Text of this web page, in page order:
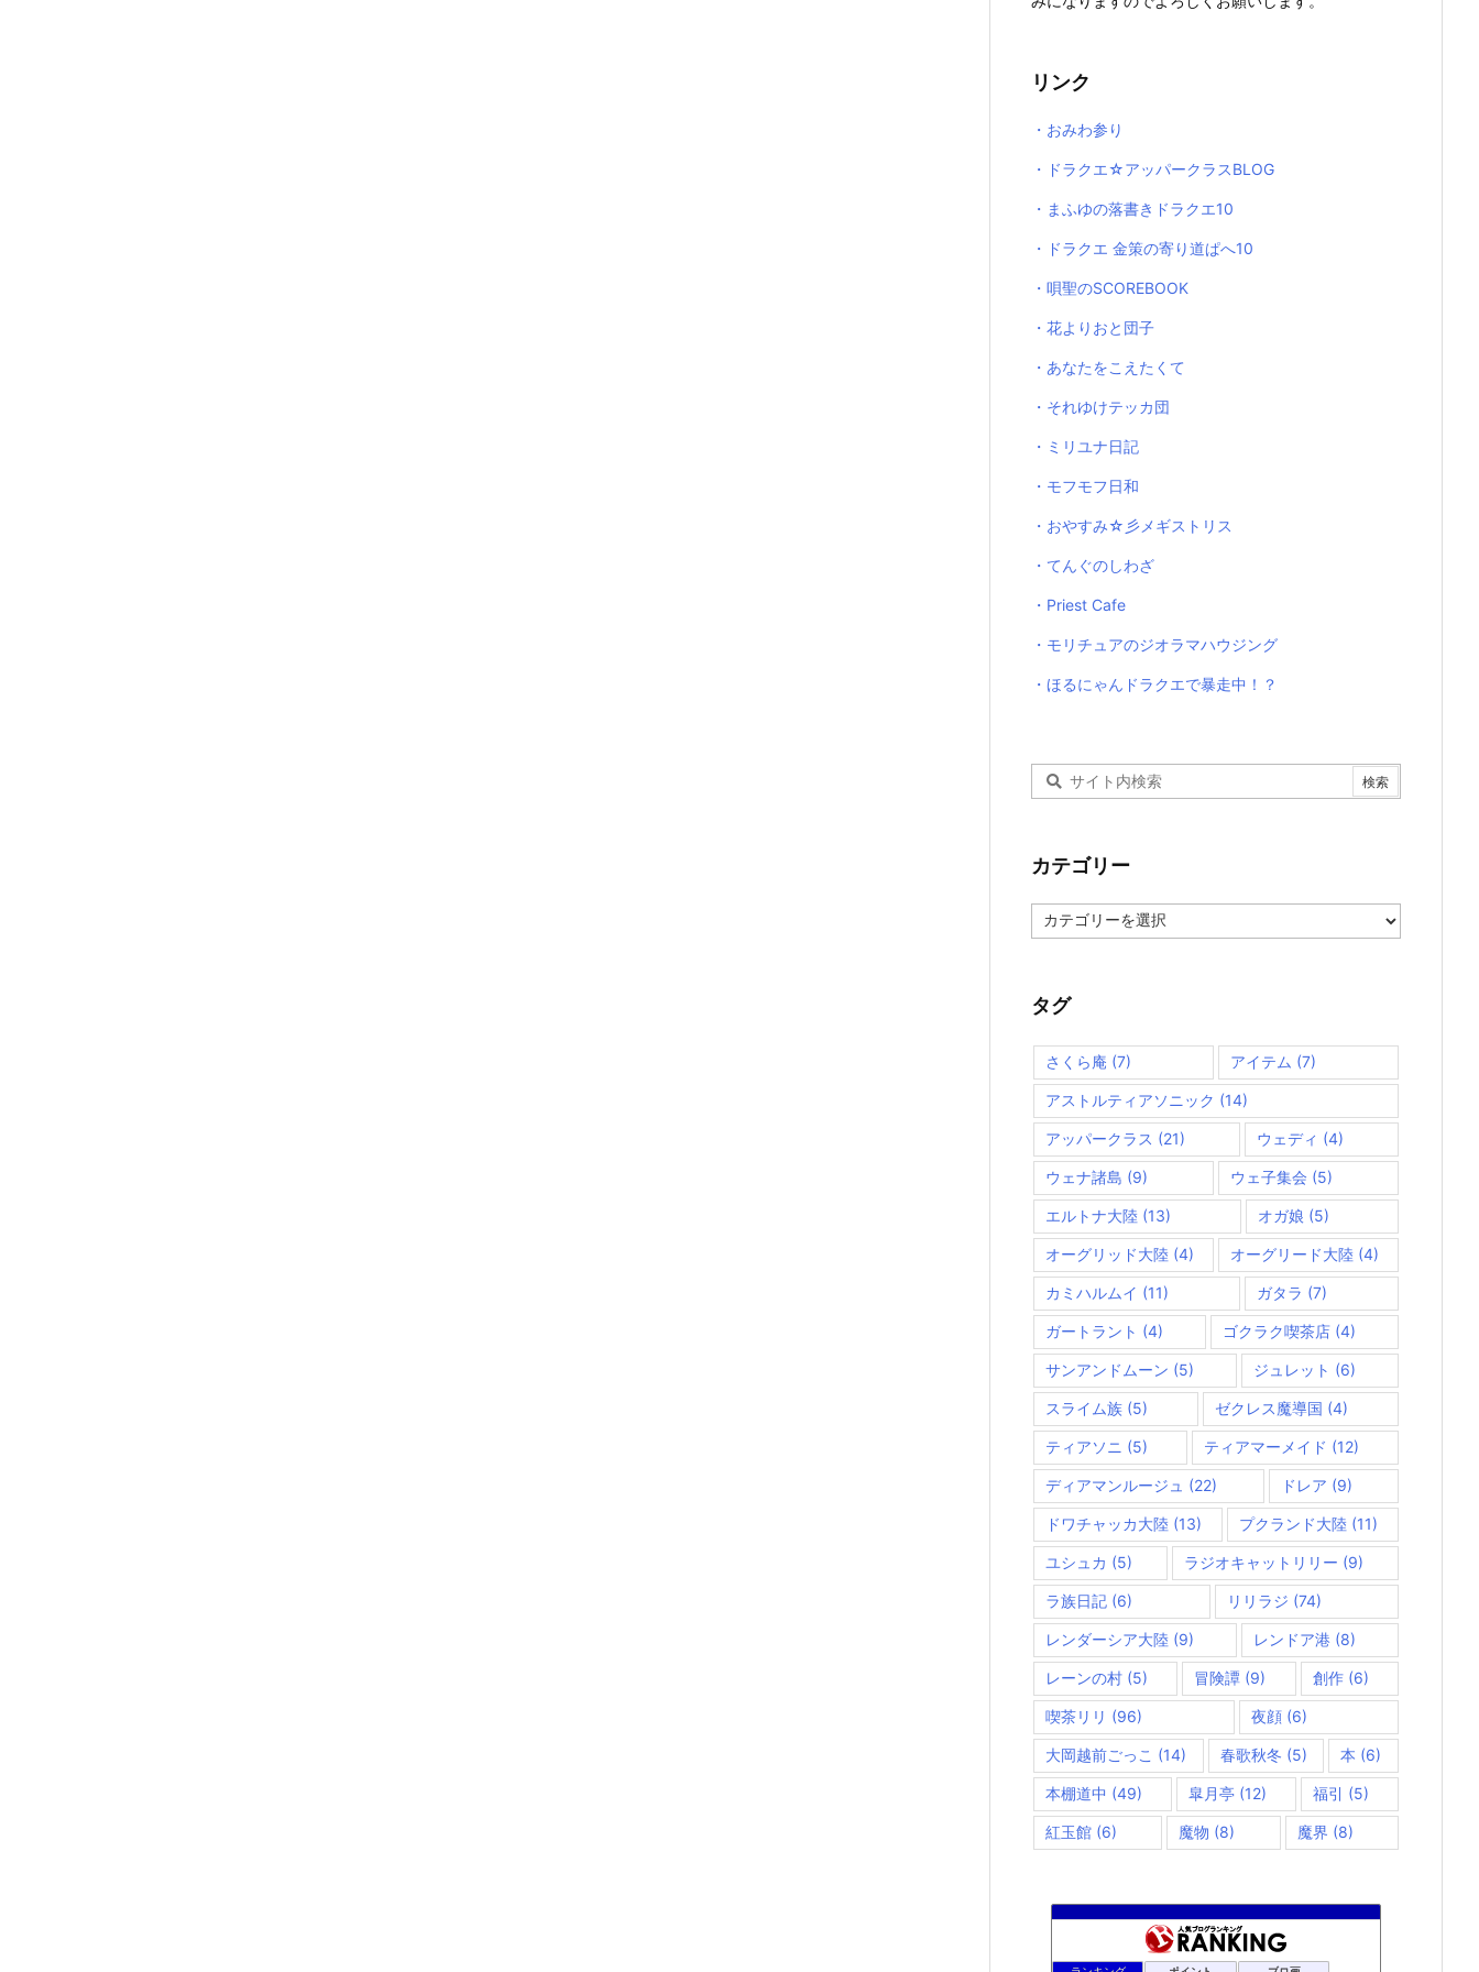
リンク
・おみわ参り
・ドラクエ☆アッパークラスBLOG
・まふゆの落書きドラクエ10
・ドラクエ 金策の寄り道ぱへ10
・唄聖のSCOREBOOK
・花よりおと団子
・あなたをこえたくて
・それゆけテッカ団
・ミリユナ日記
・モフモフ日和
・おやすみ☆彡メギストリス
・てんぐのしわざ
・Priest Cafe
・モリチュアのジオラマハウジング
・ほるにゃんドラクエで暴走中！？
カテゴリー
テ
ー
タグ
さくら庵 (7) アイテム (7)
アストルティアソニック (14)
アッパークラス (21) ウェディ (4)
ウェナ諸島 (9) ウェ子集会 (5)
エルトナ大陸 (13) オガ娘 (5)
オーグリッド大陸 (4) オーグリード大陸 (4)
カミハルムイ (11) ガタラ (7)
ガートラント (4) ゴクラク喫茶店 (4)
サンアンドムーン (5) ジュレット (6)
スライム族 (5) ゼクレス魔導国 (4)
ティアソニ (5) ティアマーメイド (12)
ディアマンルージュ (22) ドレア (9)
ドワチャッカ大陸 (13) プクランド大陸 (11)
ユシュカ (5) ラジオキャットリリー (9)
ラ族日記 (6) リリラジ (74)
レンダーシア大陸 (9) レンドア港 (8)
レーンの村 (5) 冒険譚 (9) 創作(6)
喫茶リリ (96) 夜顔(6)
大岡越前ごっこ (14) 春歌秋冬 (5) 本 (6)
本棚道中 (49) 皐月亭 (12) 福引 (5)
紅玉館 (6) 魔物 (8) 魔界 (8)
rosappiのブログ